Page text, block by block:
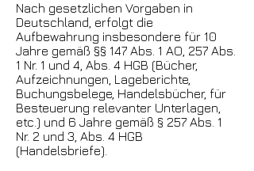
Nach gesetzlichen Vorgaben in
Deutschland, erfolgt die
Aufbewahrung insbesondere für 10
Jahre gemäß §§ 147 Abs. 1 AO, 257 Abs.
1 Nr. 1 und 4, Abs. 4 HGB (Bücher,
Aufzeichnungen, Lageberichte,
Buchungsbelege, Handelsbücher, für
Besteuerung relevanter Unterlagen,
etc.) und 6 Jahre gemäß § 257 Abs. 1
Nr. 2 und 3, Abs. 4 HGB
(Handelsbriefe).